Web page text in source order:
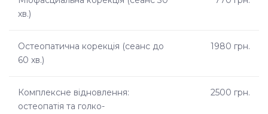
хв.)
Остеопатична корекція (сеанс до
60 хв.)
1980 грн.
Комплексне відновлення:
остеопатія та голко-
2500 грн.